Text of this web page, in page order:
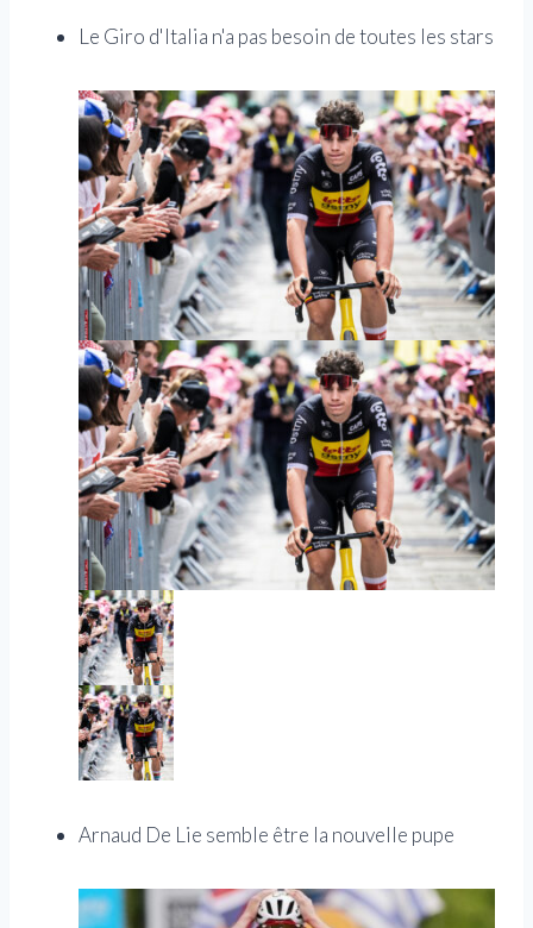
Le Giro d'Italia n'a pas besoin de toutes les stars
Arnaud De Lie semble être la nouvelle pupe